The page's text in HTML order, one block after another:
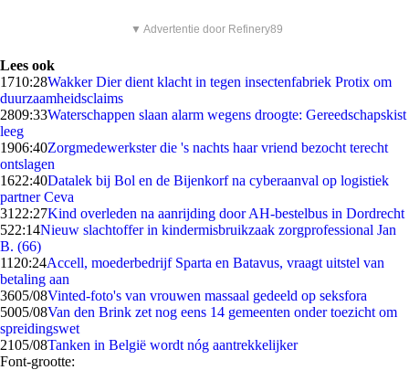
▼ Advertentie door Refinery89
Lees ook
1710:28Wakker Dier dient klacht in tegen insectenfabriek Protix om
duurzaamheidsclaims
2809:33Waterschappen slaan alarm wegens droogte: Gereedschapskist
leeg
1906:40Zorgmedewerkster die 's nachts haar vriend bezocht terecht
ontslagen
1622:40Datalek bij Bol en de Bijenkorf na cyberaanval op logistiek
partner Ceva
31 22:27Kind overleden na aanrijding door AH-bestelbus in Dordrecht
522:14Nieuw slachtoffer in kindermisbruikzaak zorgprofessional Jan
B. (66)
11 20:24Accell, moederbedrijf Sparta en Batavus, vraagt uitstel van
betaling aan
3605/08Vinted-foto's van vrouwen massaal gedeeld op seksfora
5005/08Van den Brink zet nog eens 14 gemeenten onder toezicht om
spreidingswet
2105/08Tanken in België wordt nóg aantrekkelijker
Font-grootte: